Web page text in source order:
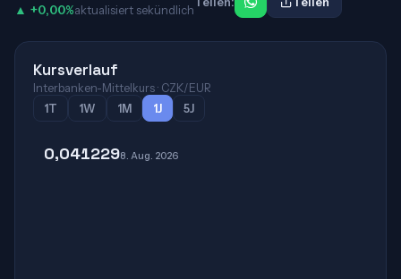
▲ +0,00%aktualisiert sekündlich
Kursverlauf
Interbanken-Mittelkurs · CZK/EUR
1T
1W 1M 1J 5J
0,0412298. Aug. 2026